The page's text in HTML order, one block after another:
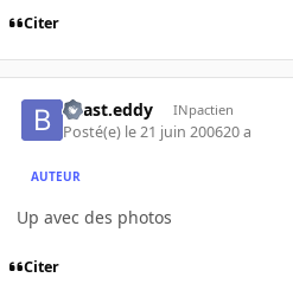
Citer
beast.eddy INpactien
Posté(e) le 21 juin 200620 a
AUTEUR
Up avec des photos
Citer